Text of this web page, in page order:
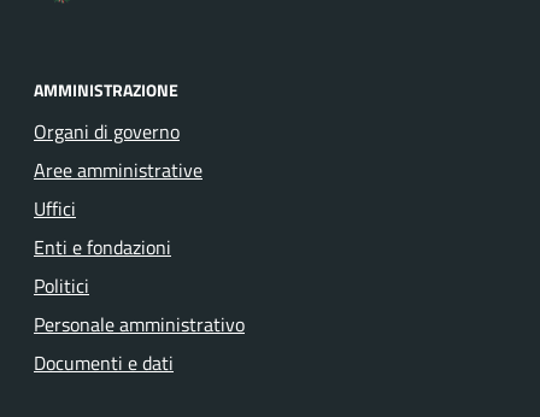
AMMINISTRAZIONE
Organi di governo
Aree amministrative
Uffici
Enti e fondazioni
Politici
Personale amministrativo
Documenti e dati